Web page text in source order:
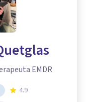
EMDR
4.9